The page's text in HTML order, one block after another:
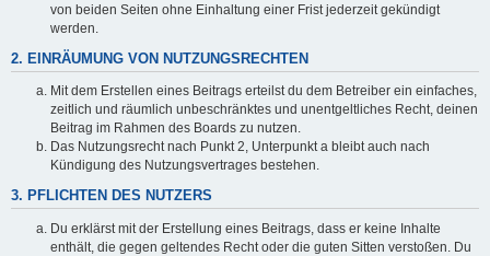
von beiden Seiten ohne Einhaltung einer Frist jederzeit gekündigt
werden.
2. EINRÄUMUNG VON NUTZUNGSRECHTEN
Mit dem Erstellen eines Beitrags erteilst du dem Betreiber ein einfaches,
zeitlich und räumlich unbeschränktes und unentgeltliches Recht, deinen
Beitrag im Rahmen des Boards zu nutzen.
Das Nutzungsrecht nach Punkt 2, Unterpunkt a bleibt auch nach
Kündigung des Nutzungsvertrages bestehen.
3. PFLICHTEN DES NUTZERS
Du erklärst mit der Erstellung eines Beitrags, dass er keine Inhalte
enthält, die gegen geltendes Recht oder die guten Sitten verstoßen. Du